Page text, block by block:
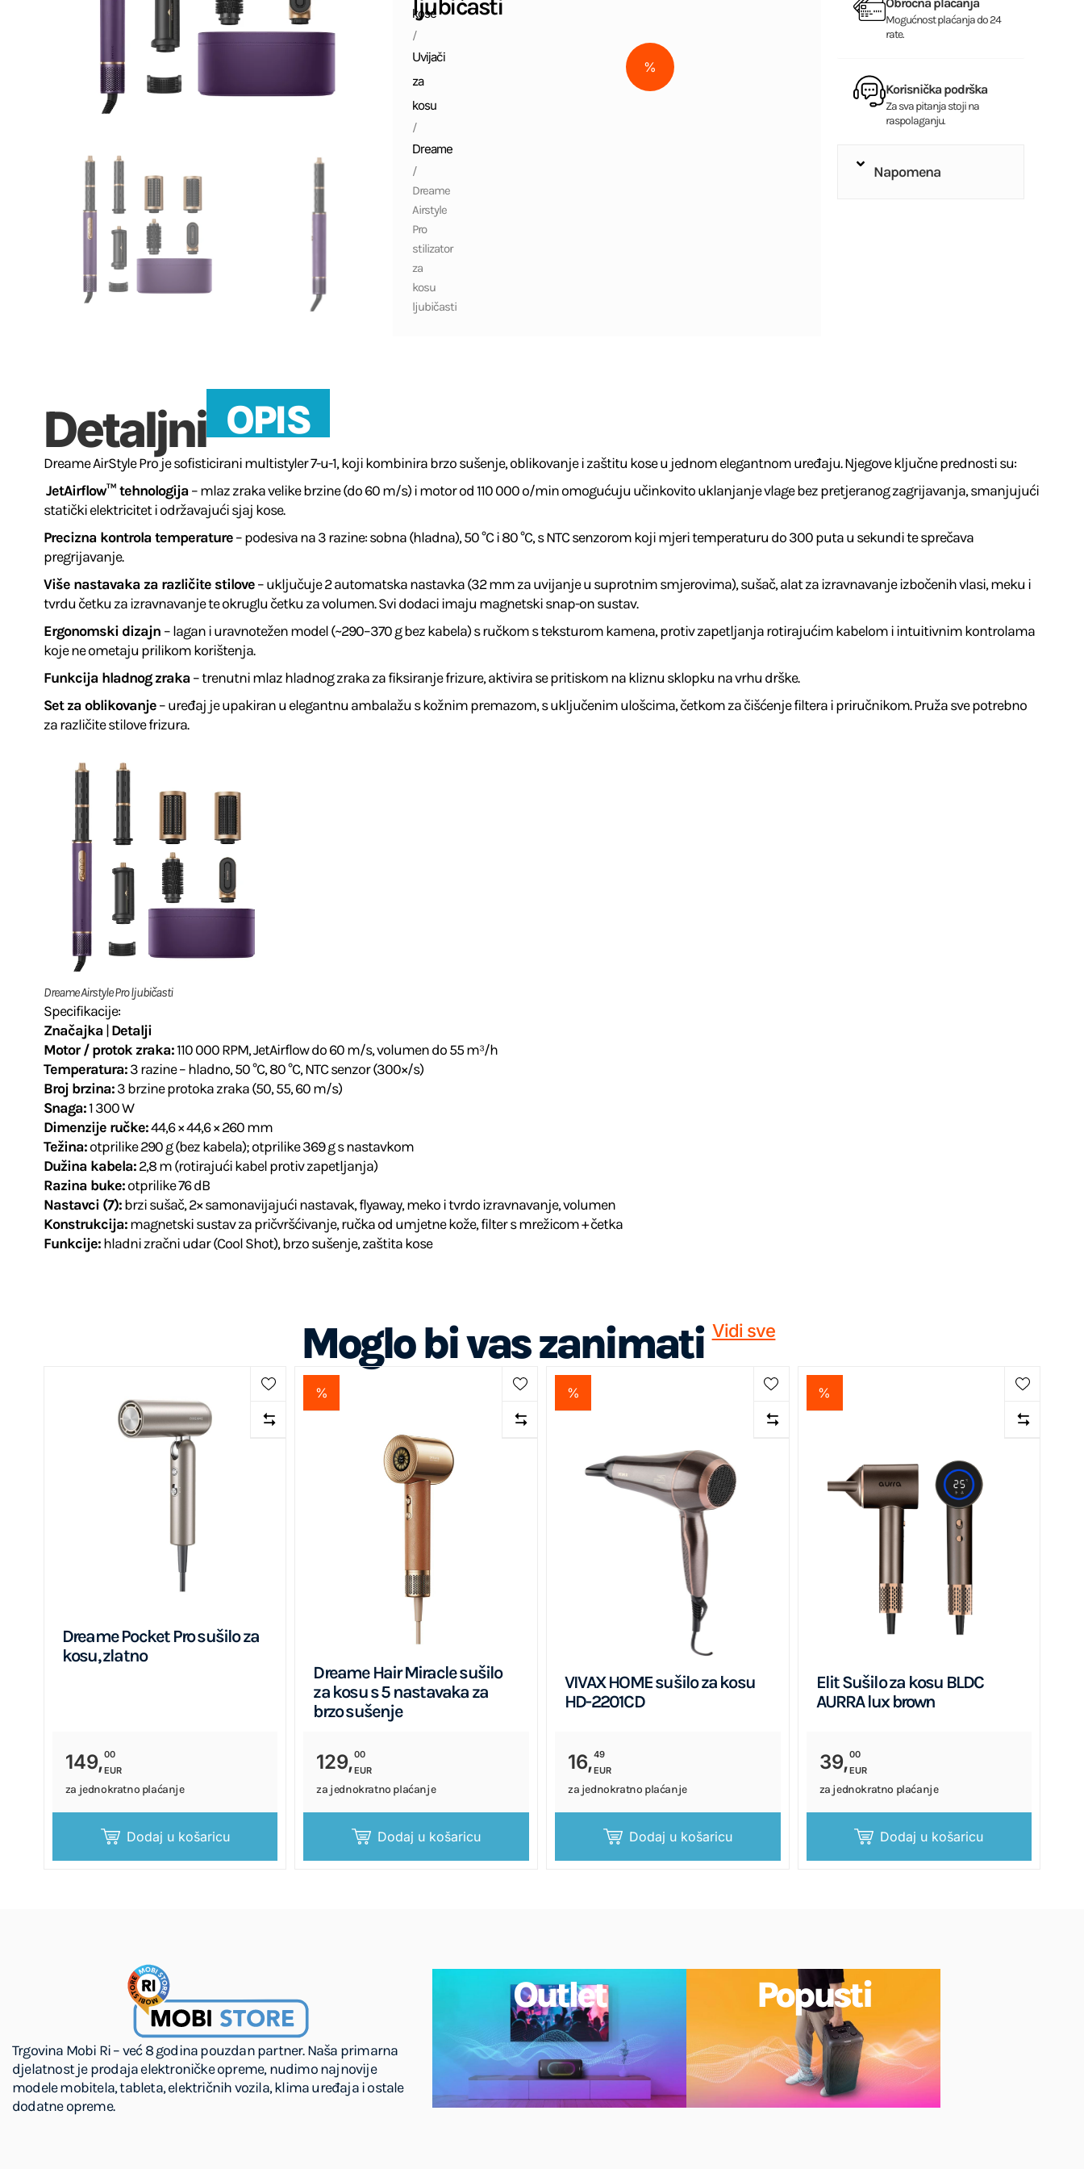
kose
/
Uvijači
za
kosu
/
Dreame
/
Dreame
Airstyle
Pro
stilizator
za
kosu
ljubičasti
ljubičasti
%
Mogućnost plaćanja do 24
rate.
Korisnička podrška
Za sva pitanja stoji na
raspolaganju.
Napomena
Detaljni OPIS
Dreame AirStyle Pro je sofisticirani multistyler 7-u-1, koji kombinira brzo sušenje, oblikovanje i zaštitu kose u jednom elegantnom uređaju. Njegove ključne prednosti su:
JetAirflow™ tehnologija– mlaz zraka velike brzine (do 60 m/s) i motor od 110 000 o/min omogućuju učinkovito uklanjanje vlage bez pretjeranog zagrijavanja, smanjujući
statički elektricitet i održavajući sjaj kose.
Precizna kontrola temperature– podesiva na 3 razine: sobna (hladna), 50 °C i 80 °C, s NTC senzorom koji mjeri temperaturu do 300 puta u sekundi te sprečava
pregrijavanje.
Više nastavaka za različite stilove– uključuje 2 automatska nastavka (32 mm za uvijanje u suprotnim smjerovima), sušač, alat za izravnavanje izbočenih vlasi, meku i
tvrdu četku za izravnavanje te okruglu četku za volumen. Svi dodaci imaju magnetski snap-on sustav.
Ergonomski dizajn – lagan i uravnotežen model (~290–370 g bez kabela) s ručkom s teksturom kamena, protiv zapetljanja rotirajućim kabelom i intuitivnim kontrolama
koje ne ometaju prilikom korištenja.
Funkcija hladnog zraka– trenutni mlaz hladnog zraka za fiksiranje frizure, aktivira se pritiskom na kliznu sklopku na vrhu drške.
Set za oblikovanje– uređaj je upakiran u elegantnu ambalažu s kožnim premazom, s uključenim ulošcima, četkom za čišćenje filtera i priručnikom. Pruža sve potrebno
za različite stilove frizura.
Dreame Airstyle Pro ljubičasti
Specifikacije:
Značajka|Detalji
Motor / protok zraka:110 000 RPM, JetAirflow do 60 m/s, volumen do 55 m³/h
Temperatura:3 razine – hladno, 50 °C, 80 °C, NTC senzor (300×/s)
Broj brzina:3 brzine protoka zraka (50, 55, 60 m/s)
Snaga:1 300 W
Dimenzije ručke:44,6 × 44,6 × 260 mm
Težina:otprilike 290 g (bez kabela); otprilike 369 g s nastavkom
Dužina kabela:2,8 m (rotirajući kabel protiv zapetljanja)
Razina buke:otprilike 76 dB
Nastavci (7):brzi sušač, 2× samonavijajući nastavak, flyaway, meko i tvrdo izravnavanje, volumen
Konstrukcija:magnetski sustav za pričvršćivanje, ručka od umjetne kože, filter s mrežicom + četka
Funkcije:hladni zračni udar (Cool Shot), brzo sušenje, zaštita kose
Moglo bi vas zanimati Vidi sve
Dreame Pocket Pro sušilo za
kosu, zlatno
149,00
EUR
za jednokratno plaćanje
Dodaj u košaricu
%
Dreame Hair Miracle sušilo
za kosu s 5 nastavaka za
brzo sušenje
129,00
EUR
za jednokratno plaćanje
Dodaj u košaricu
%
VIVAX HOME sušilo za kosu
HD-2201CD
16,49
EUR
za jednokratno plaćanje
Dodaj u košaricu
%
Elit Sušilo za kosu BLDC
AURRA lux brown
39,00
EUR
za jednokratno plaćanje
Dodaj u košaricu
Trgovina Mobi Ri – već 8 godina pouzdan partner. Naša primarna
djelatnost je prodaja elektroničke opreme, nudimo najnovije
modele mobitela, tableta, električnih vozila, klima uređaja i ostale
dodatne opreme.
Outlet Popusti